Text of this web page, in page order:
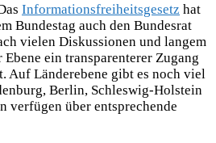
Informationsfreiheitsgesetz hat
Bundestag auch den Bundesrat
vielen Diskussionen und langem
ein transparenterer Zugang
Auf Länderebene gibt es noch viel
Berlin, Schleswig-Holstein
verfügen über entsprechende